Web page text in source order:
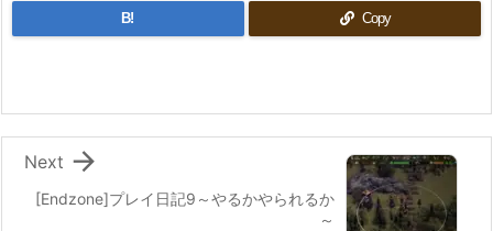
B! Copy
[Endzone]プレイ日記9～やるかやられるか
～

Next